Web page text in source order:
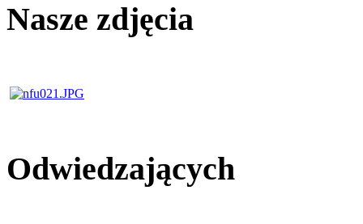
Nasze zdjęcia
Odwiedzających